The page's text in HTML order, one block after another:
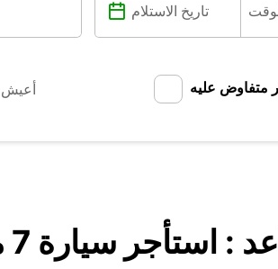
متفاوض عليه